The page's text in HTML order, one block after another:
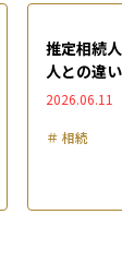
推定相続
人との違
2026.06.11
＃相続